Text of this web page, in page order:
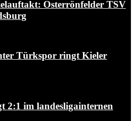
Osterrönfelder TSV
Türkspor ringt Kieler
2:1 im landesligainternen